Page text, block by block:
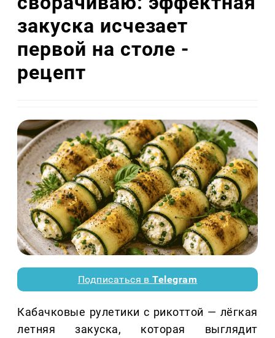
закуска исчезает
первой на столе -
рецепт
Подписаться вTelegram
Кабачковые рулетики с рикоттой — лёгкая
летняя закуска, которая выглядит